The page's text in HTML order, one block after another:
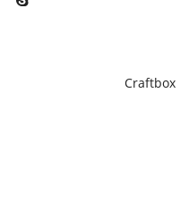
Craftbox